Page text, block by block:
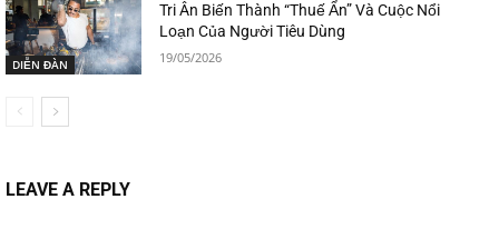
DIỄN ĐÀN
Tri Ân Biến Thành “Thuế Ẩn” Và Cuộc Nổi
Loạn Của Người Tiêu Dùng
19/05/2026
LEAVE A REPLY